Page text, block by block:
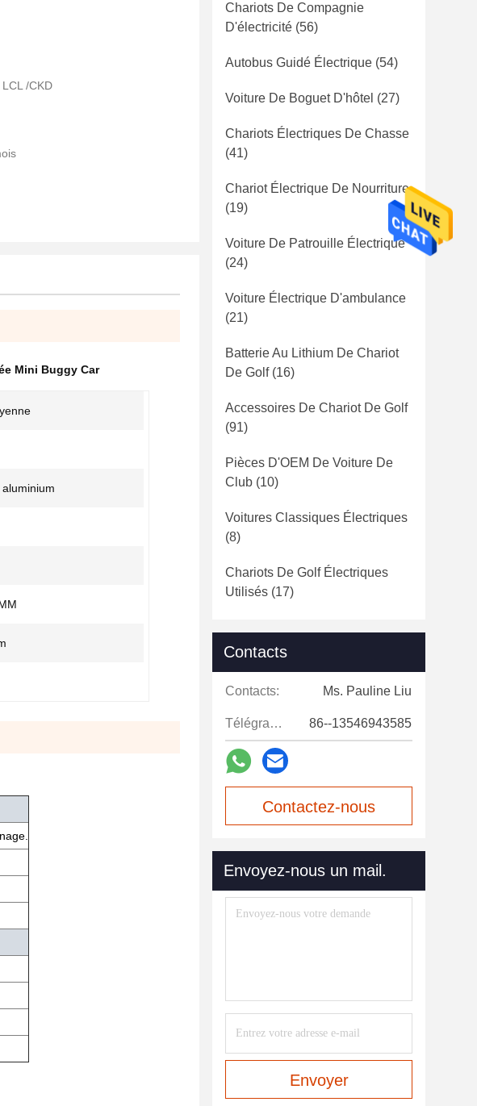
/CKD
Mini Buggy Car
Chariots De Compagnie
D'électricité (56)
Autobus Guidé Électrique (54)
Voiture De Boguet D'hôtel (27)
Chariots Électriques De Chasse
(41)
Chariot Électrique De Nourriture
(19)
Voiture De Patrouille Électrique
(24)
Voiture Électrique D'ambulance
(21)
Batterie Au Lithium De Chariot
De Golf(16)
Accessoires De Chariot De Golf
(91)
Pièces D'OEM De Voiture De
Club (10)
Voitures Classiques Électriques
(8)
Chariots De Golf Électriques
Utilisés (17)
Contacts
Contacts: Ms. Pauline Liu
Télégramme: 86--13546943585
Contactez-nous
Envoyez-nous un mail.
Envoyer